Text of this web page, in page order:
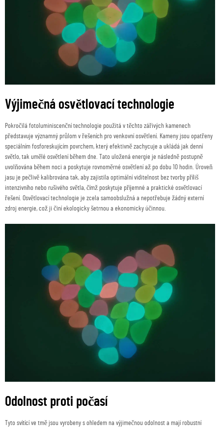
Výjimečná osvětlovací technologie
Pokročilá fotoluminiscenční technologie použitá v těchto zářivých kamenech
představuje významný průlom v řešeních pro venkovní osvětlení. Kameny jsou opatřeny
speciálním fosforeskujícím povrchem, který efektivně zachycuje a ukládá jak denní
světlo, tak umělé osvětlení během dne. Tato uložená energie je následně postupně
uvolňována během noci a poskytuje rovnoměrné osvětlení až po dobu 10 hodin. Úroveň
jasu je pečlivě kalibrována tak, aby zajistila optimální viditelnost bez tvorby příliš
intenzivního nebo rušivého světla, čímž poskytuje příjemné a praktické osvětlovací
řešení. Osvětlovací technologie je zcela samoobslužná a nepotřebuje žádný externí
zdroj energie, což ji činí ekologicky šetrnou a ekonomicky účinnou.
Odolnost proti počasí
Tyto svítící ve tmě jsou vyrobeny s ohledem na výjimečnou odolnost a mají robustní